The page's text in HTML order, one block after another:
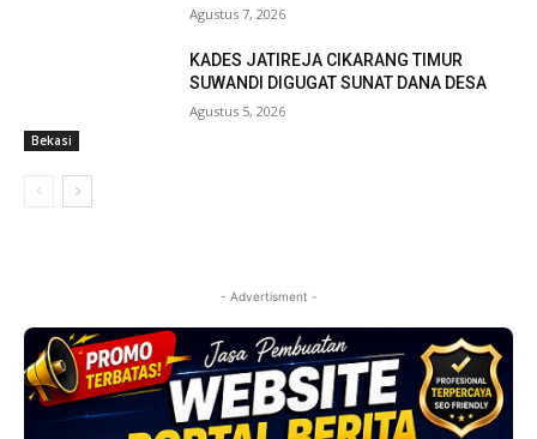
Agustus 7, 2026
Bekasi
KADES JATIREJA CIKARANG TIMUR
SUWANDI DIGUGAT SUNAT DANA DESA
Agustus 5, 2026
- Advertisment -